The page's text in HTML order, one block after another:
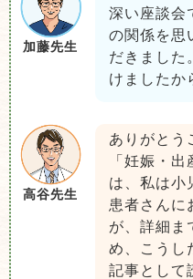
加藤先生
深い座談会
の関係を思
だきました
けましたか
高谷先生
ありがとう
「妊娠・
は、私は小
患者さんに
が、詳細ま
め、こうし
記事として